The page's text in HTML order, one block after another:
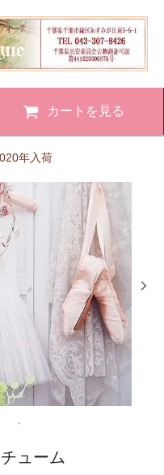
カートを見る
年入荷
ューム